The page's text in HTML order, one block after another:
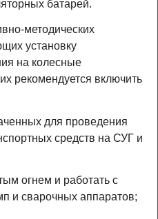
батарей.
методических
установку
на колесные
рекомендуется включить
для проведения
средств на СУГ и
огнем и работать с
и сварочных аппаратов;